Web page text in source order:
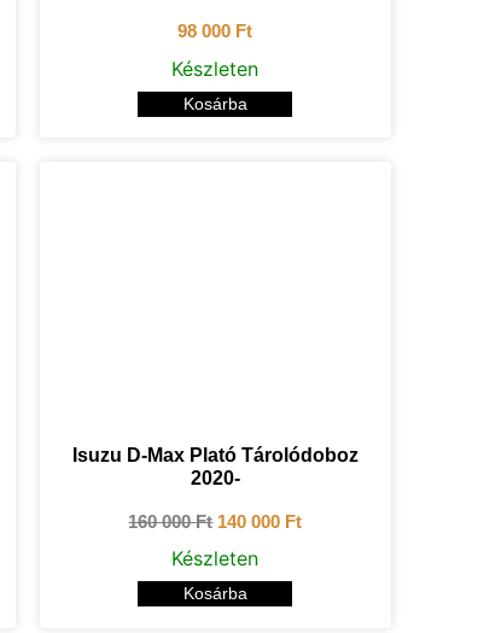
98 000 Ft
Készleten
Kosárba
Isuzu D-Max Plató Tárolódoboz
2020-
160 000Ft 140 000 Ft
Készleten
Kosárba